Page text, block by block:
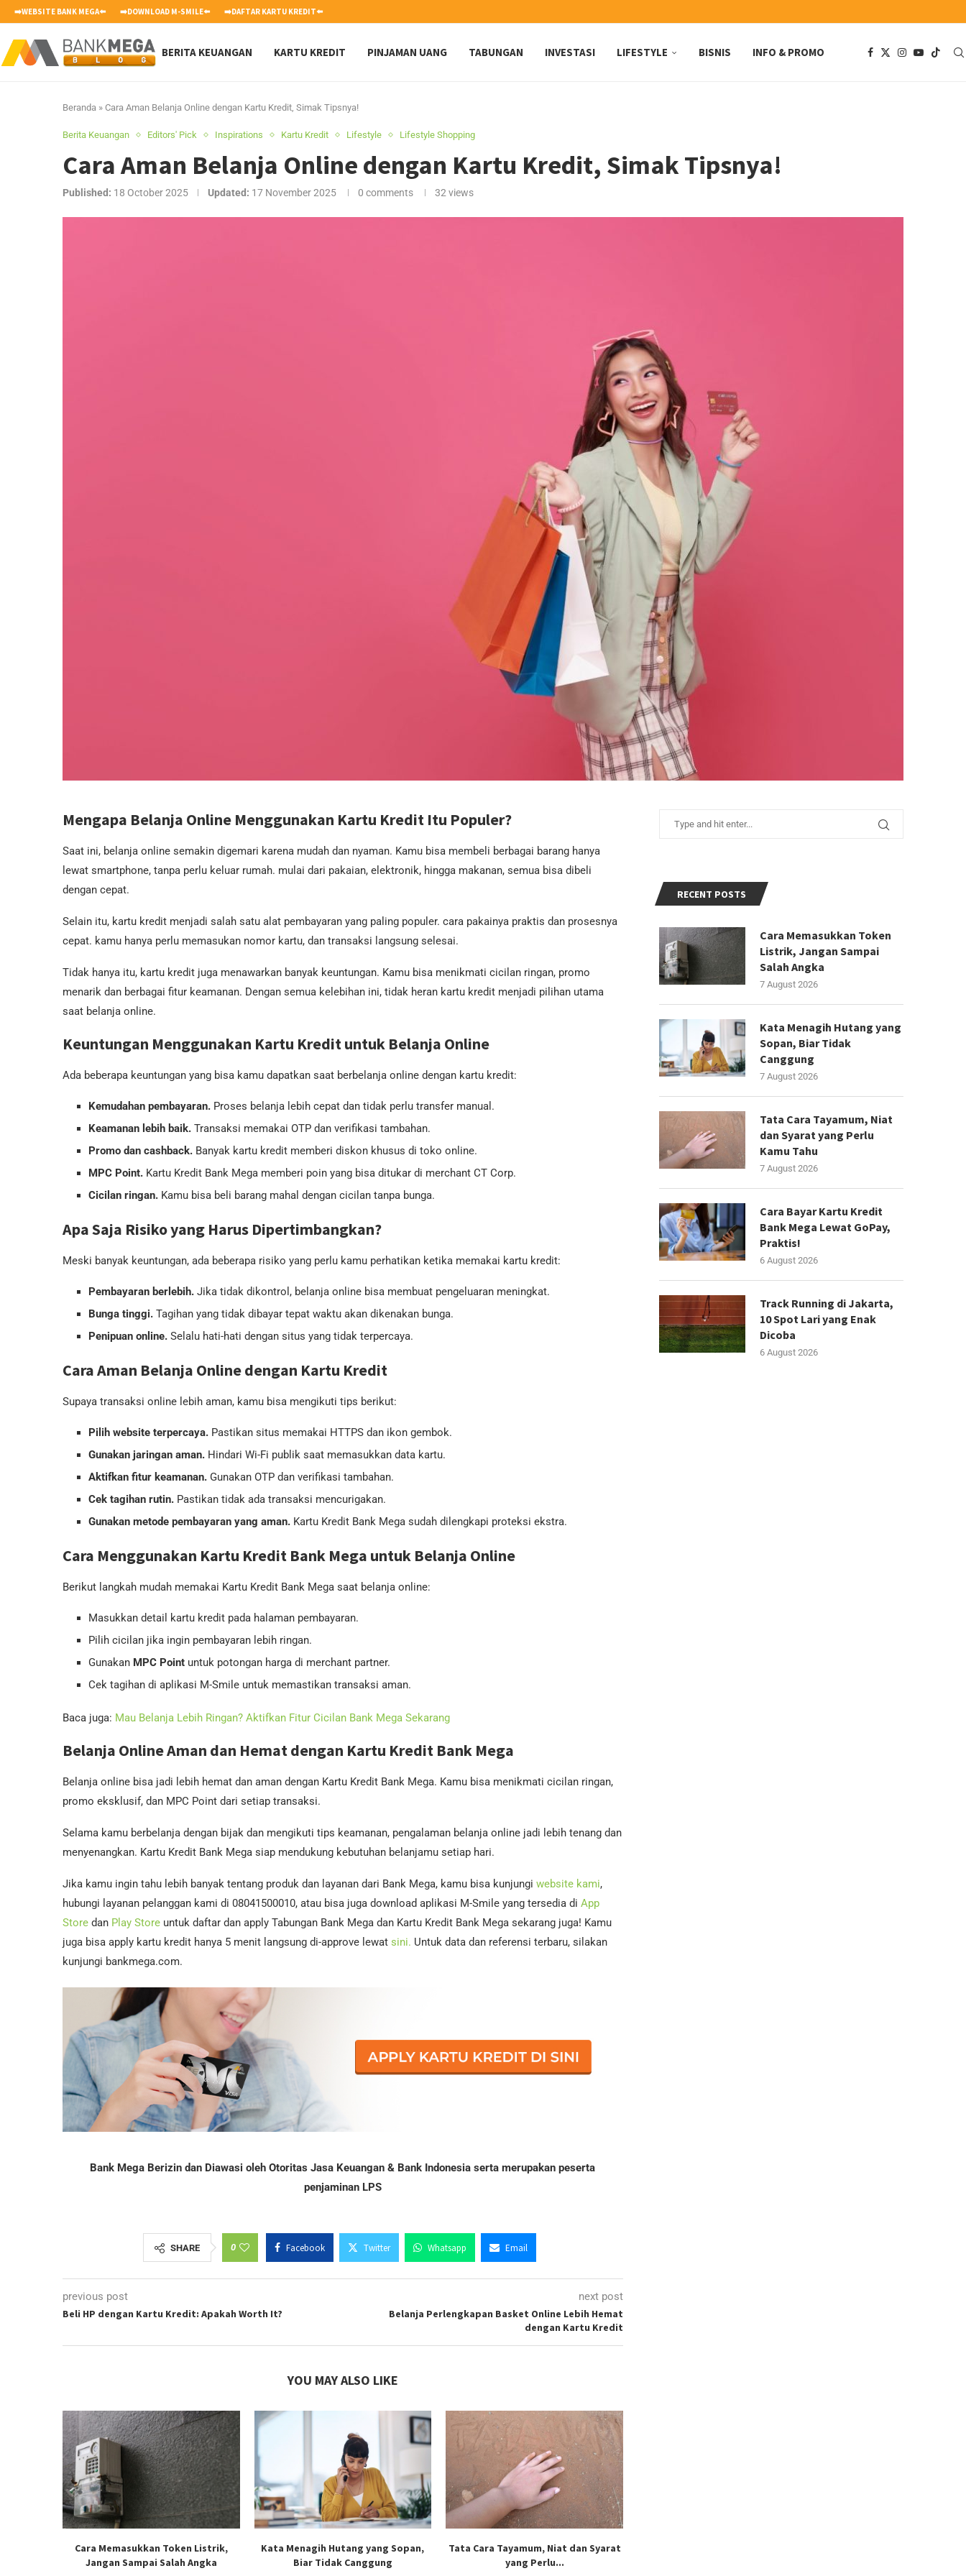
➡️WEBSITE BANK MEGA⬅️ ➡️DOWNLOAD M-SMILE⬅️ ➡️DAFTAR KARTU KREDIT⬅️
BERITA KEUANGAN KARTU KREDIT PINJAMAN UANG TABUNGAN INVESTASI LIFESTYLE BISNIS INFO & PROMO
Beranda » Cara Aman Belanja Online dengan Kartu Kredit, Simak Tipsnya!
Berita Keuangan Editors' Pick Inspirations Kartu Kredit Lifestyle Lifestyle Shopping
Cara Aman Belanja Online dengan Kartu Kredit, Simak Tipsnya!
Published: 18 October 2025 Updated: 17 November 2025 0 comments 32 views
Mengapa Belanja Online Menggunakan Kartu Kredit Itu Populer?
Saat ini, belanja online semakin digemari karena mudah dan nyaman. Kamu bisa membeli berbagai barang hanya
lewat smartphone, tanpa perlu keluar rumah. mulai dari pakaian, elektronik, hingga makanan, semua bisa dibeli
dengan cepat.
Selain itu, kartu kredit menjadi salah satu alat pembayaran yang paling populer. cara pakainya praktis dan prosesnya
cepat. kamu hanya perlu memasukan nomor kartu, dan transaksi langsung selesai.
Tidak hanya itu, kartu kredit juga menawarkan banyak keuntungan. Kamu bisa menikmati cicilan ringan, promo
menarik dan berbagai fitur keamanan. Dengan semua kelebihan ini, tidak heran kartu kredit menjadi pilihan utama
saat belanja online.
Keuntungan Menggunakan Kartu Kredit untuk Belanja Online
Ada beberapa keuntungan yang bisa kamu dapatkan saat berbelanja online dengan kartu kredit:
Kemudahan pembayaran. Proses belanja lebih cepat dan tidak perlu transfer manual.
Keamanan lebih baik. Transaksi memakai OTP dan verifikasi tambahan.
Promo dan cashback. Banyak kartu kredit memberi diskon khusus di toko online.
MPC Point. Kartu Kredit Bank Mega memberi poin yang bisa ditukar di merchant CT Corp.
Cicilan ringan. Kamu bisa beli barang mahal dengan cicilan tanpa bunga.
Apa Saja Risiko yang Harus Dipertimbangkan?
Meski banyak keuntungan, ada beberapa risiko yang perlu kamu perhatikan ketika memakai kartu kredit:
Pembayaran berlebih. Jika tidak dikontrol, belanja online bisa membuat pengeluaran meningkat.
Bunga tinggi. Tagihan yang tidak dibayar tepat waktu akan dikenakan bunga.
Penipuan online. Selalu hati-hati dengan situs yang tidak terpercaya.
Cara Aman Belanja Online dengan Kartu Kredit
Supaya transaksi online lebih aman, kamu bisa mengikuti tips berikut:
Pilih website terpercaya. Pastikan situs memakai HTTPS dan ikon gembok.
Gunakan jaringan aman. Hindari Wi-Fi publik saat memasukkan data kartu.
Aktifkan fitur keamanan. Gunakan OTP dan verifikasi tambahan.
Cek tagihan rutin. Pastikan tidak ada transaksi mencurigakan.
Gunakan metode pembayaran yang aman. Kartu Kredit Bank Mega sudah dilengkapi proteksi ekstra.
Cara Menggunakan Kartu Kredit Bank Mega untuk Belanja Online
Berikut langkah mudah memakai Kartu Kredit Bank Mega saat belanja online:
Masukkan detail kartu kredit pada halaman pembayaran.
Pilih cicilan jika ingin pembayaran lebih ringan.
Gunakan MPC Point untuk potongan harga di merchant partner.
Cek tagihan di aplikasi M-Smile untuk memastikan transaksi aman.
Baca juga: Mau Belanja Lebih Ringan? Aktifkan Fitur Cicilan Bank Mega Sekarang
Belanja Online Aman dan Hemat dengan Kartu Kredit Bank Mega
Belanja online bisa jadi lebih hemat dan aman dengan Kartu Kredit Bank Mega. Kamu bisa menikmati cicilan ringan,
promo eksklusif, dan MPC Point dari setiap transaksi.
Selama kamu berbelanja dengan bijak dan mengikuti tips keamanan, pengalaman belanja online jadi lebih tenang dan
menyenangkan. Kartu Kredit Bank Mega siap mendukung kebutuhan belanjamu setiap hari.
Jika kamu ingin tahu lebih banyak tentang produk dan layanan dari Bank Mega, kamu bisa kunjungi website kami,
hubungi layanan pelanggan kami di 08041500010, atau bisa juga download aplikasi M-Smile yang tersedia di App
Store dan Play Store untuk daftar dan apply Tabungan Bank Mega dan Kartu Kredit Bank Mega sekarang juga! Kamu
juga bisa apply kartu kredit hanya 5 menit langsung di-approve lewat sini. Untuk data dan referensi terbaru, silakan
kunjungi bankmega.com.
Bank Mega Berizin dan Diawasi oleh Otoritas Jasa Keuangan & Bank Indonesia serta merupakan peserta
penjaminan LPS
SHARE 0 Facebook Twitter Whatsapp Email
previous post
Beli HP dengan Kartu Kredit: Apakah Worth It?
next post
Belanja Perlengkapan Basket Online Lebih Hemat
dengan Kartu Kredit
YOU MAY ALSO LIKE
Cara Memasukkan Token Listrik,
Jangan Sampai Salah Angka
Kata Menagih Hutang yang Sopan,
Biar Tidak Canggung
Tata Cara Tayamum, Niat dan Syarat
yang Perlu...
RECENT POSTS
Cara Memasukkan Token
Listrik, Jangan Sampai
Salah Angka
7 August 2026
Kata Menagih Hutang yang
Sopan, Biar Tidak
Canggung
7 August 2026
Tata Cara Tayamum, Niat
dan Syarat yang Perlu
Kamu Tahu
7 August 2026
Cara Bayar Kartu Kredit
Bank Mega Lewat GoPay,
Praktis!
6 August 2026
Track Running di Jakarta,
10 Spot Lari yang Enak
Dicoba
6 August 2026